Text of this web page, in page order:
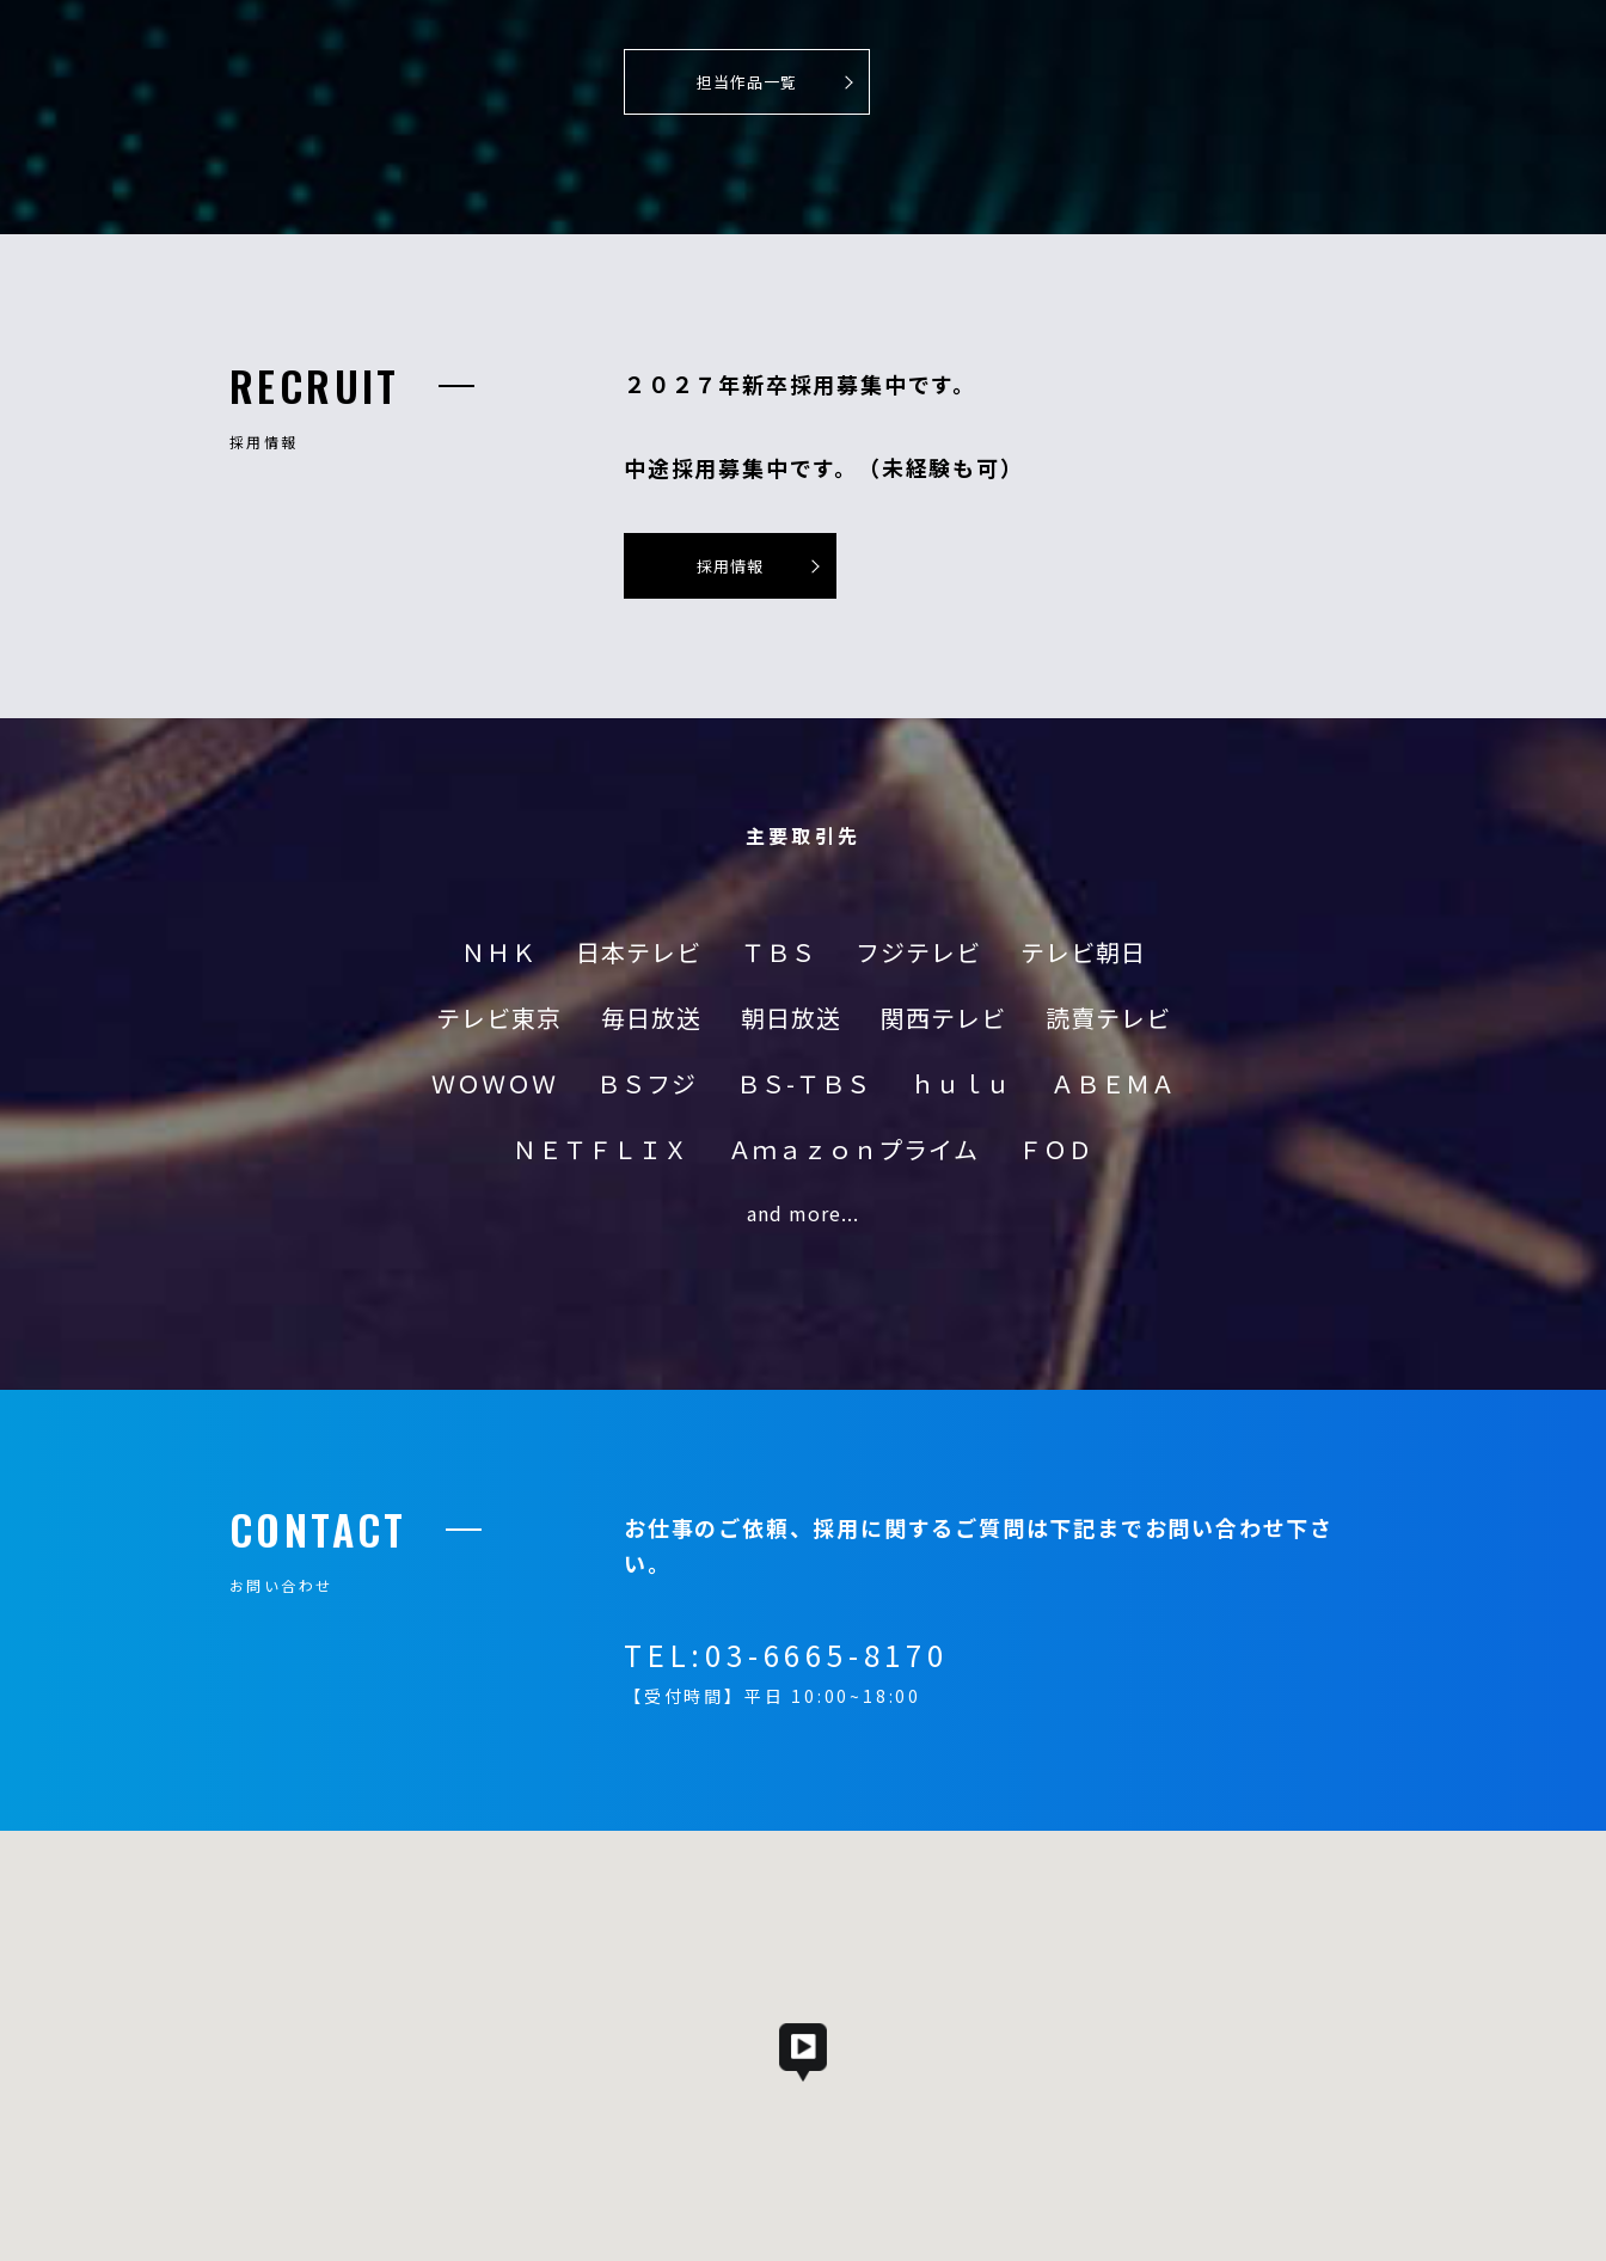
担当作品一覧
RECRUIT
採用情報
２０２７年新卒採用募集中です。
中途採用募集中です。（未経験も可）
採用情報
主要取引先
ＮＨＫ 日本テレビ ＴＢＳ フジテレビ
テレビ朝日
テレビ東京
毎日放送 朝日放送 関西テレビ
読賣テレビ
ＷＯＷＯＷ
ＢＳフジ ＢＳ-ＴＢＳ ｈｕｌｕ
ＡＢＥＭＡ
ＮＥＴＦＬＩＸ
Ａｍａｚｏｎプライム ＦＯＤ
and more...
CONTACT
お問い合わせ
お仕事のご依頼、採用に関するご質問は下記までお問い合わせ下さ
い。
TEL: 03-6665-8170
【受付時間】平日 10:00~18:00